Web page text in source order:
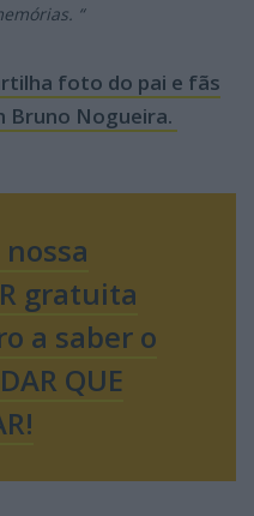
“
foto do pai e fãs
Bruno Nogueira.
gratuita
a saber o
QUE